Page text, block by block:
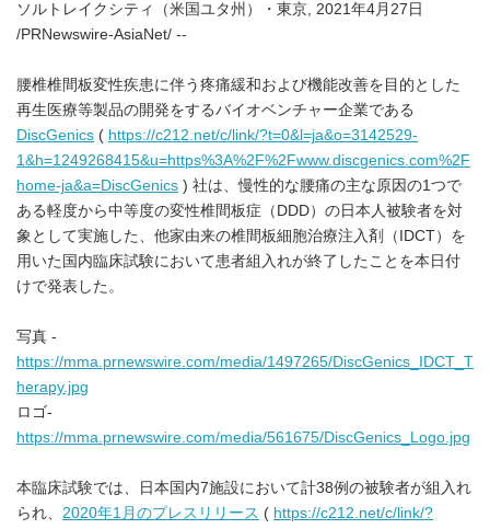
ソルトレイクシティ（米国ユタ州）・東京, 2021年4月27日
/PRNewswire-AsiaNet/ --
腰椎椎間板変性疾患に伴う疼痛緩和および機能改善を目的とした
再生医療等製品の開発をするバイオベンチャー企業である
DiscGenics ( https://c212.net/c/link/?t=0&l=ja&o=3142529-
1&h=1249268415&u=https%3A%2F%2Fwww.discgenics.com%2F
home-ja&a=DiscGenics ) 社は、慢性的な腰痛の主な原因の1つで
ある軽度から中等度の変性椎間板症（DDD）の日本人被験者を対
象として実施した、他家由来の椎間板細胞治療注入剤（IDCT）を
用いた国内臨床試験において患者組入れが終了したことを本日付
けで発表した。
写真 -
https://mma.prnewswire.com/media/1497265/DiscGenics_IDCT_T
herapy.jpg
ロゴ-
https://mma.prnewswire.com/media/561675/DiscGenics_Logo.jpg
本臨床試験では、日本国内7施設において計38例の被験者が組入れ
られ、 2020年1月のプレスリリース ( https://c212.net/c/link/?